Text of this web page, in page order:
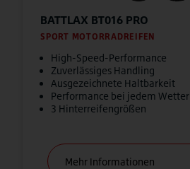
BATTLAX BT016 PRO
SPORT MOTORRADREIFEN
High-Speed-Performance
Zuverlässiges Handling
Ausgezeichnete Haltbarkeit
Performance bei jedem Wetter
3 Hinterreifengrößen